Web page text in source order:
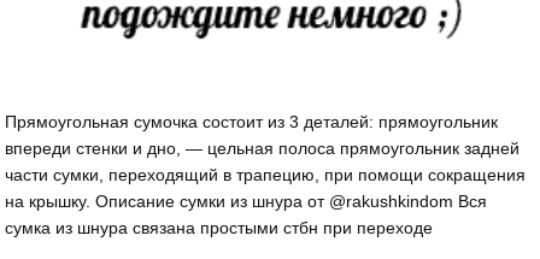
Прямоугольная сумочка состоит из 3 деталей: прямоугольник
впереди стенки и дно, — цельная полоса прямоугольник задней
части сумки, переходящий в трапецию, при помощи сокращения
на крышку. Описание сумки из шнура от @rakushkindom Вся
сумка из шнура связана простыми стбн при переходе